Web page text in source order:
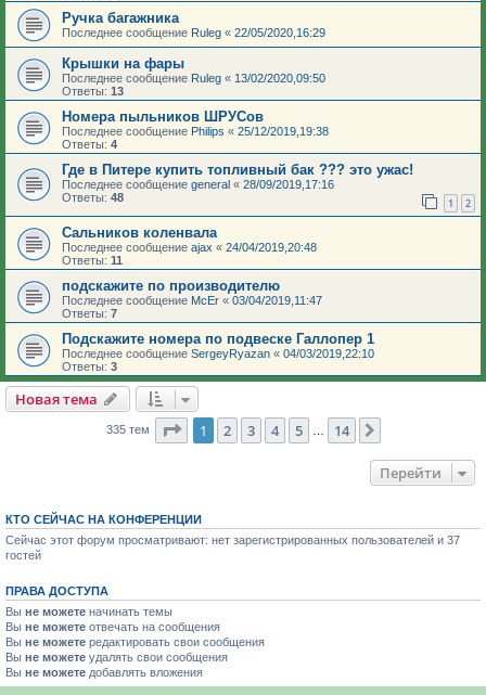
Ручка багажника
Последнее сообщение Ruleg « 22/05/2020,16:29
Крышки на фары
Последнее сообщение Ruleg « 13/02/2020,09:50
Ответы: 13
Номера пыльников ШРУСов
Последнее сообщение Philips « 25/12/2019,19:38
Ответы: 4
Где в Питере купить топливный бак ??? это ужас!
Последнее сообщение general « 28/09/2019,17:16
Ответы: 48 1 2
Сальников коленвала
Последнее сообщение ajax « 24/04/2019,20:48
Ответы: 11
подскажите по производителю
Последнее сообщение McEr « 03/04/2019,11:47
Ответы: 7
Подскажите номера по подвеске Галлопер 1
Последнее сообщение SergeyRyazan « 04/03/2019,22:10
Ответы: 3
Новая тема
335 тем Страница из 14
1 2 3 4 5 14
Перейти
КТО СЕЙЧАС НА КОНФЕРЕНЦИИ
Сейчас этот форум просматривают: нет зарегистрированных пользователей и 37
гостей
ПРАВА ДОСТУПА
Вы не можете начинать темы
Вы не можете отвечать на сообщения
Вы не можете редактировать свои сообщения
Вы не можете удалять свои сообщения
Вы не можете добавлять вложения